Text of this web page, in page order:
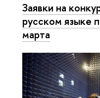
Заявки на
русском языке
марта